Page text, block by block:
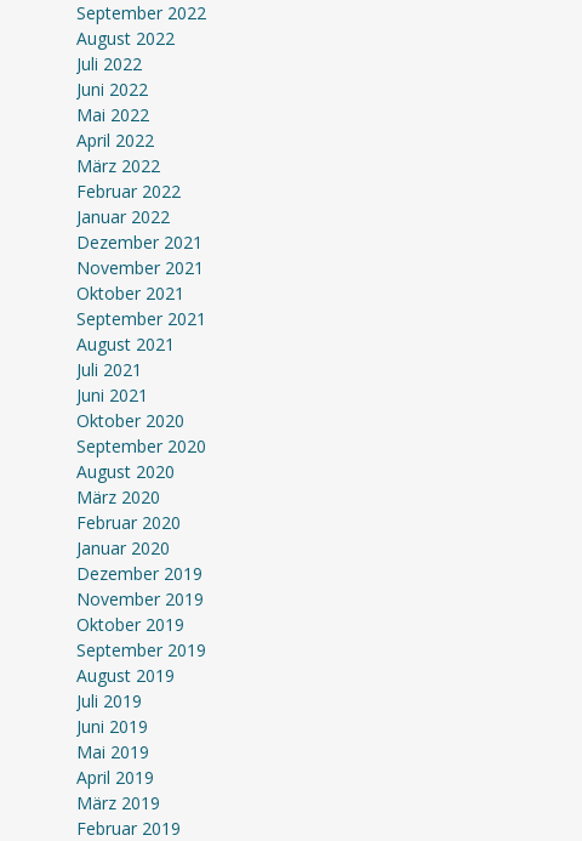
September 2022
August 2022
Juli 2022
Juni 2022
Mai 2022
April 2022
März 2022
Februar 2022
Januar 2022
Dezember 2021
November 2021
Oktober 2021
September 2021
August 2021
Juli 2021
Juni 2021
Oktober 2020
September 2020
August 2020
März 2020
Februar 2020
Januar 2020
Dezember 2019
November 2019
Oktober 2019
September 2019
August 2019
Juli 2019
Juni 2019
Mai 2019
April 2019
März 2019
Februar 2019